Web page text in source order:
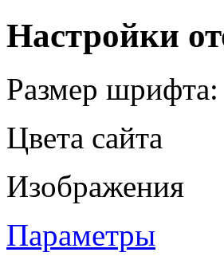
Настройки
Размер шрифта:
Цвета сайта
Изображения
Параметры